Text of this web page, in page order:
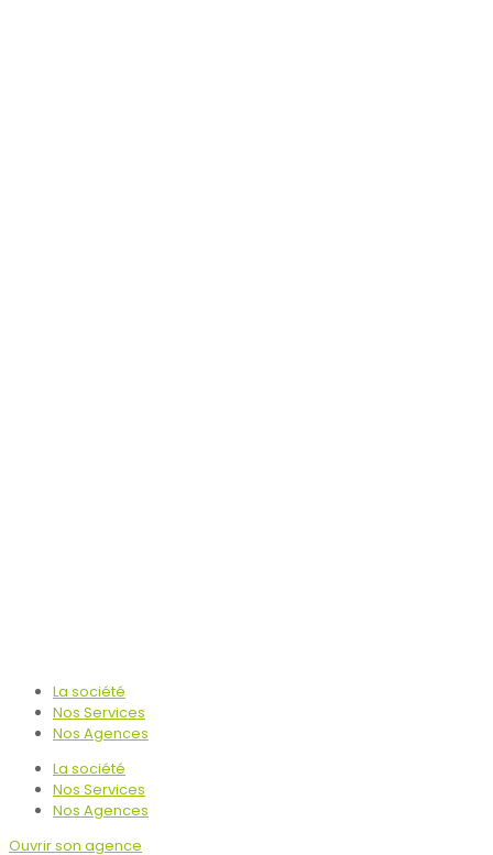
La société
Nos Services
Nos Agences
La société
Nos Services
Nos Agences
Ouvrir son agence